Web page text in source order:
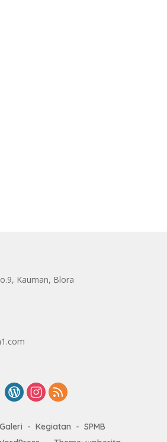
Kauman, Blora
Galeri Kegiatan
SPMB